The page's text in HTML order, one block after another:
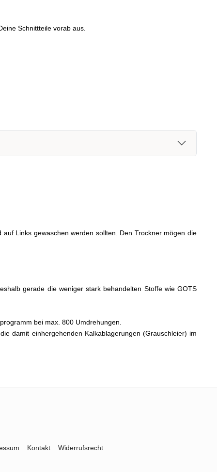
Schnittteile vorab aus.
Links gewaschen werden sollten. Den Trockner mögen die
gerade die weniger stark behandelten Stoffe wie GOTS
bei max. 800 Umdrehungen.
damit einhergehenden Kalkablagerungen (Grauschleier) im
Kontakt Widerrufsrecht